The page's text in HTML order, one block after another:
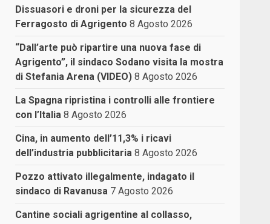
Dissuasori e droni per la sicurezza del
Ferragosto di Agrigento 8 Agosto 2026
“Dall’arte può ripartire una nuova fase di
Agrigento”, il sindaco Sodano visita la mostra
di Stefania Arena (VIDEO) 8 Agosto 2026
La Spagna ripristina i controlli alle frontiere
con l’Italia 8 Agosto 2026
Cina, in aumento dell’11,3% i ricavi
dell’industria pubblicitaria 8 Agosto 2026
Pozzo attivato illegalmente, indagato il
sindaco di Ravanusa 7 Agosto 2026
Cantine sociali agrigentine al collasso,